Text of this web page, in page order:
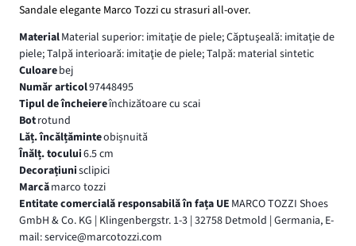
Sandale elegante Marco Tozzi cu strasuri all-over.
MaterialMaterial superior: imitaţie de piele; Căptuşeală: imitaţie de
piele; Talpă interioară: imitaţie de piele; Talpă: material sintetic
Culoarebej
Număr articol97448495
Tipul de încheiereînchizătoare cu scai
Botrotund
Lăț. încălțăminteobișnuită
Înălț. tocului6.5 cm
Decorațiunisclipici
Marcămarco tozzi
Entitate comercială responsabilă în fața UE MARCO TOZZI Shoes
GmbH & Co. KG | Klingenbergstr. 1-3 | 32758 Detmold | Germania, E-
mail: service@marcotozzi.com